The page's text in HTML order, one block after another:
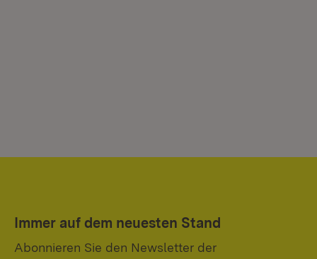
Immer auf dem neuesten Stand
Abonnieren Sie den Newsletter der